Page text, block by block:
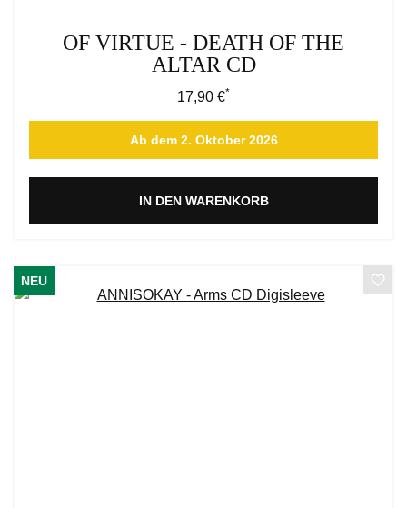
OF VIRTUE - DEATH OF THE
ALTAR CD
Regulärer Preis:
17,90 €*
Ab dem 2. Oktober 2026
IN DEN WARENKORB
NEU